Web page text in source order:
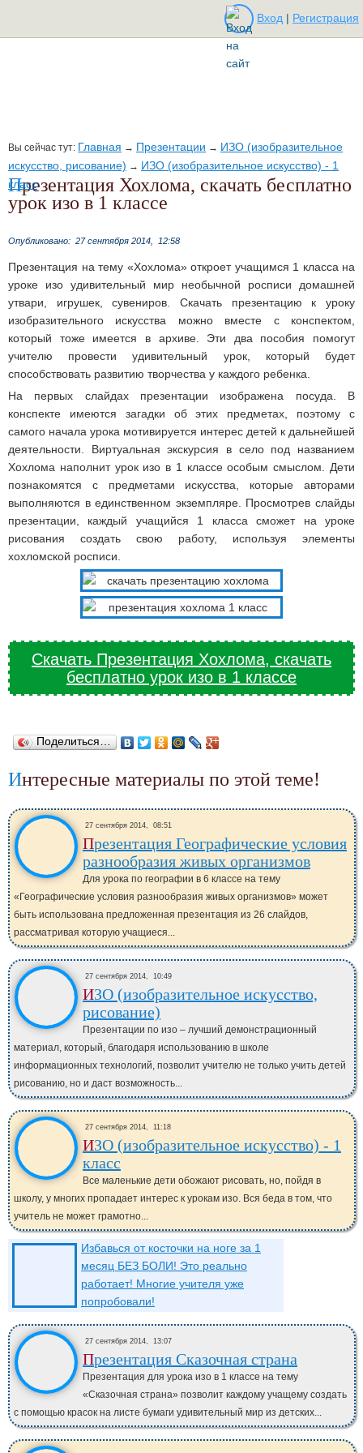
Вход | Регистрация
Вы сейчас тут: Главная → Презентации → ИЗО (изобразительное
искусство, рисование) → ИЗО (изобразительное искусство) - 1
класс
Презентация Хохлома, скачать бесплатно
урок изо в 1 классе
Опубликовано: 27 сентября 2014, 12:58
Презентация на тему «Хохлома» откроет учащимся 1 класса на
уроке изо удивительный мир необычной росписи домашней
утвари, игрушек, сувениров. Скачать презентацию к уроку
изобразительного искусства можно вместе с конспектом,
который тоже имеется в архиве. Эти два пособия помогут
учителю провести удивительный урок, который будет
способствовать развитию творчества у каждого ребенка.
На первых слайдах презентации изображена посуда. В
конспекте имеются загадки об этих предметах, поэтому с
самого начала урока мотивируется интерес детей к дальнейшей
деятельности. Виртуальная экскурсия в село под названием
Хохлома наполнит урок изо в 1 классе особым смыслом. Дети
познакомятся с предметами искусства, которые авторами
выполняются в единственном экземпляре. Просмотрев слайды
презентации, каждый учащийся 1 класса сможет на уроке
рисования создать свою работу, используя элементы
хохломской росписи.
Скачать Презентация Хохлома, скачать
бесплатно урок изо в 1 классе
Поделиться…
Интересные материалы по этой теме!
27 сентября 2014, 08:51
Презентация Географические условия
разнообразия живых организмов
Для урока по географии в 6 классе на тему
«Географические условия разнообразия живых организмов» может
быть использована предложенная презентация из 26 слайдов,
рассматривая которую учащиеся...
27 сентября 2014, 10:49
ИЗО (изобразительное искусство,
рисование)
Презентации по изо – лучший демонстрационный
материал, который, благодаря использованию в школе
информационных технологий, позволит учителю не только учить детей
рисованию, но и даст возможность...
27 сентября 2014, 11:18
ИЗО (изобразительное искусство) - 1
класс
Все маленькие дети обожают рисовать, но, пойдя в
школу, у многих пропадает интерес к урокам изо. Вся беда в том, что
учитель не может грамотно...
Избавься от косточки на ноге за 1
месяц БЕЗ БОЛИ! Это реально
работает! Многие учителя уже
попробовали!
27 сентября 2014, 13:07
Презентация Сказочная страна
Презентация для урока изо в 1 классе на тему
«Сказочная страна» позволит каждому учащему создать
с помощью красок на листе бумаги удивительный мир из детских...